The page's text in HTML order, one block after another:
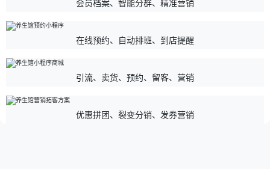
会员档案、智能分群、精准营销
在线预约、自动排班、到店提醒
引流、卖货、预约、留客、营销
优惠拼团、裂变分销、发券营销